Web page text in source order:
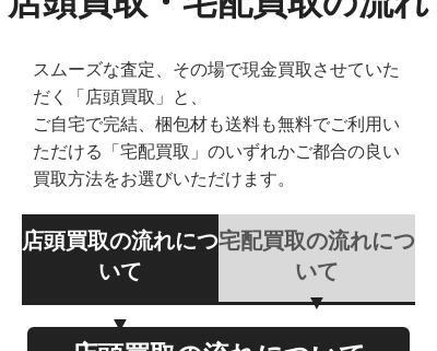
スムーズな査定、その場で現金買取させていた
だく「店頭買取」と、
ご自宅で完結、梱包材も送料も無料でご利用い
ただける「宅配買取」のいずれかご都合の良い
買取方法をお選びいただけます。
店頭買取の流れにつ
いて
宅配買取の流れにつ
いて